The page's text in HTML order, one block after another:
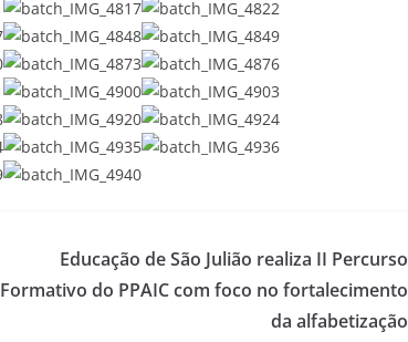
Educação de São Julião realiza II Percurso
Formativo do PPAIC com foco no fortalecimento
da alfabetização